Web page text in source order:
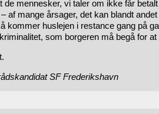
de mennesker, vi taler om ikke får
af mange årsager, det kan blandt
kommer huslejen i restance gang på
som borgeren må begå for
SF Frederikshavn